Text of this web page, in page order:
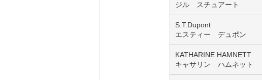
ジル スチュアート
S.T.Dupont
エスティー デュポン
KATHARINE HAMNETT
キャサリン ハムネット